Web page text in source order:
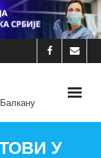
Балкану
У